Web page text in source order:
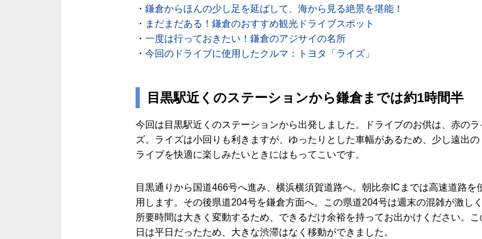
・ 鎌倉からほんの少し足を延ばして、海から見る絶景を堪能！
・ まだまだある！鎌倉のおすすめ観光ドライブスポット
・ 一度は行っておきたい！鎌倉のアジサイの名所
・ 今回のドライブに使用したクルマ：トヨタ「ライズ」
目黒駅近くのステーションから鎌倉までは約1時間半
今回は目黒駅近くのステーションから出発しました。ドライブのお供は、赤のラ
ズ。ライズは小回りも利きますが、ゆったりとした車幅があるため、少し遠出の
ライブを快適に楽しみたいときにはもってこいです。
目黒通りから国道466号へ進み、横浜横須賀道路へ。朝比奈ICまでは高速道路を
用します。その後県道204号を鎌倉方面へ。この県道204号は週末の混雑が激しく
所要時間は大きく変動するため、できるだけ余裕を持ってお出かけください。こ
日は平日だったため、大きな渋滞はなく移動ができました。